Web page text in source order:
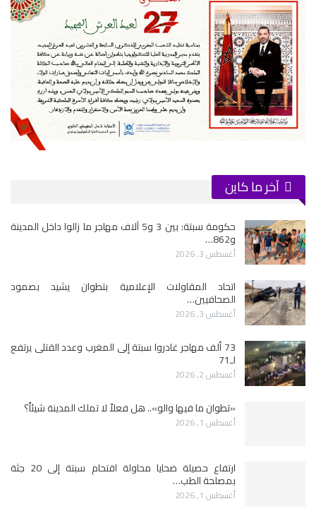
آخر ما كاين
حكومة سبتة: بين 3 و5 آلاف مهاجر ما زالوا داخل المدينة
و862…
أغسطس 3, 2026
اتحاد المقاولات الإعلامية بتطوان يشيد بصمود
الصحافيين…
أغسطس 3, 2026
73 ألف مهاجر غادروا سبتة إلى المغرب وعدد القتلى يرتفع
لـ71
أغسطس 2, 2026
«تطوان ما فيها والو».. هل فعلاً لا تملك المدينة شيئاً؟
أغسطس 1, 2026
ارتفاع حصيلة ضحايا محاولة اقتحام سبتة إلى 20 جثة
بمصلحة الطب…
أغسطس 1, 2026